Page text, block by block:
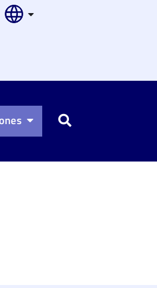
Buscar